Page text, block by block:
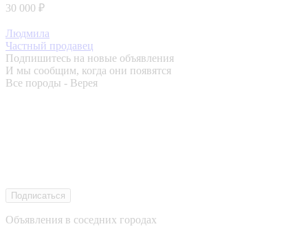
30 000 ₽
Людмила
Частный продавец
Подпишитесь на новые объявления
И мы сообщим, когда они появятся
Все породы - Верея
Подписаться
Объявления в соседних городах